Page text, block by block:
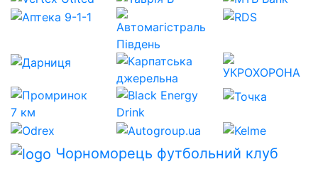
Чорноморець футбольний клуб